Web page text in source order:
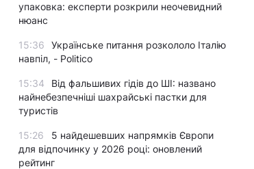
упаковка: експерти розкрили неочевидний
нюанс
15:36
Українське питання розкололо Італію
навпіл, - Politico
15:34
Від фальшивих гідів до ШІ: названо
найнебезпечніші шахрайські пастки для
туристів
15:26
5 найдешевших напрямків Європи
для відпочинку у 2026 році: оновлений
рейтинг